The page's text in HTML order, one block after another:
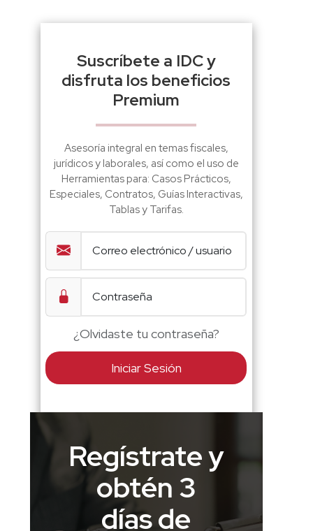
Suscríbete a IDC y
disfruta los beneficios
Premium
Asesoría integral en temas fiscales,
jurídicos y laborales, así como el uso de
Herramientas para: Casos Prácticos,
Especiales, Contratos, Guías Interactivas,
Tablas y Tarifas.
¿Olvidaste tu contraseña?
Iniciar Sesión
Regístrate y
obtén 3
días de